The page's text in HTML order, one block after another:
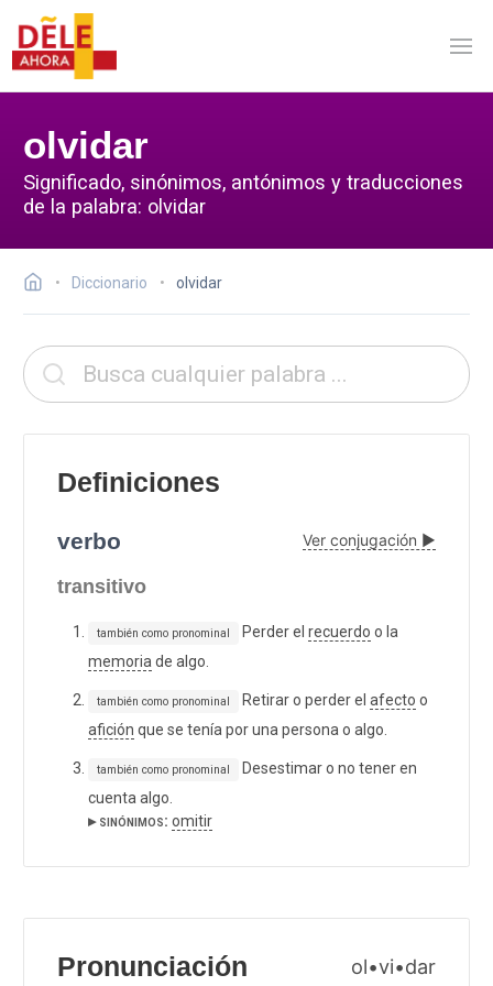
olvidar
Significado, sinónimos, antónimos y traducciones
de la palabra: olvidar
Diccionario olvidar
Definiciones
verbo Ver conjugación ▶
transitivo
también como pronominal Perder el recuerdo o la
memoria de algo.
también como pronominal Retirar o perder el afecto o
afición que se tenía por una persona o algo.
también como pronominal
Desestimar o no tener en
cuenta algo.
▸ sinónimos: omitir
Pronunciación ol•vi•dar